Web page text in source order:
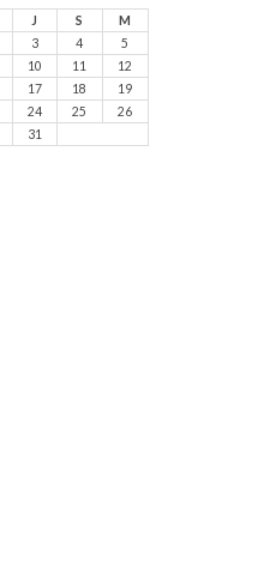
J S
M
3 4
5
10 11
12
17 18
19
24 25
26
31